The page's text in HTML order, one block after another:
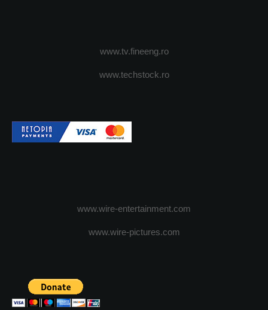
www.tv.fineeng.ro
www.techstock.ro
www.wire-entertainment.com
www.wire-pictures.com